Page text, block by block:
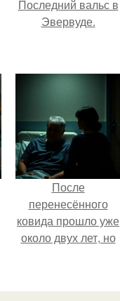
Последний вальс в
Эвервуде.
После
перенесённого
ковида прошло уже
около двух лет, но
очень чётко.